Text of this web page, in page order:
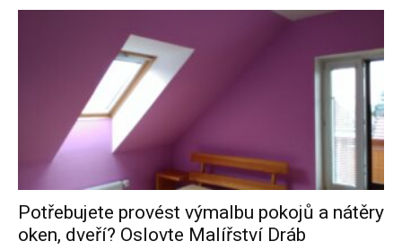
Potřebujete provést výmalbu pokojů a nátěry
oken, dveří? Oslovte Malířství Dráb